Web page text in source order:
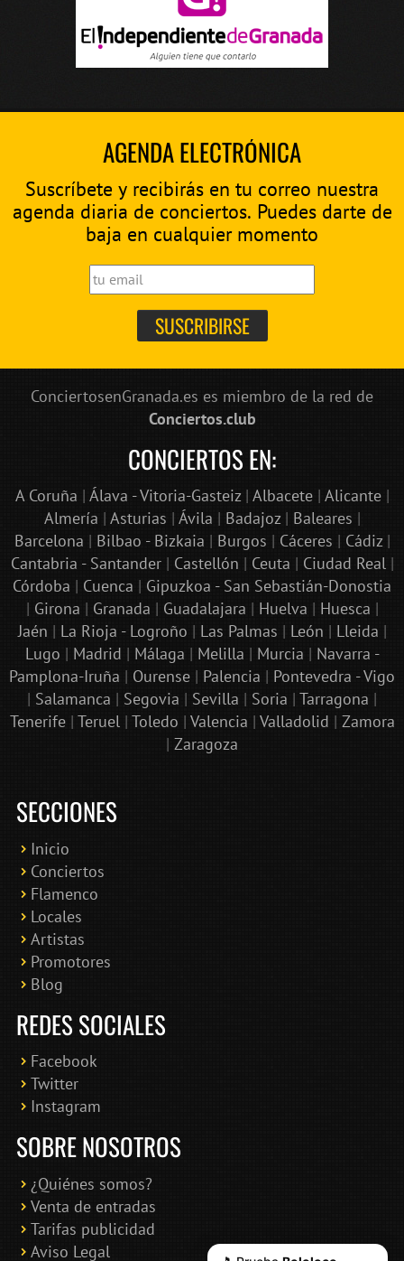
AGENDA ELECTRÓNICA
Suscríbete y recibirás en tu correo nuestra
agenda diaria de conciertos. Puedes darte de
baja en cualquier momento
ConciertosenGranada.es es miembro de la red de
Conciertos.club
CONCIERTOS EN:
A Coruña | Álava - Vitoria-Gasteiz| Albacete| Alicante|
Almería | Asturias | Ávila | Badajoz| Baleares |
Barcelona | Bilbao - Bizkaia | Burgos | Cáceres | Cádiz|
Cantabria - Santander| Castellón | Ceuta | Ciudad Real|
Córdoba | Cuenca | Gipuzkoa - San Sebastián-Donostia
| Girona | Granada | Guadalajara | Huelva | Huesca |
Jaén | La Rioja - Logroño | Las Palmas | León | Lleida |
Lugo | Madrid | Málaga | Melilla | Murcia | Navarra -
Pamplona-Iruña | Ourense | Palencia | Pontevedra - Vigo
| Salamanca | Segovia | Sevilla | Soria | Tarragona |
Tenerife| Teruel| Toledo | Valencia | Valladolid | Zamora
| Zaragoza
SECCIONES
Inicio
Conciertos
Flamenco
Locales
Artistas
Promotores
Blog
REDES SOCIALES
Facebook
Twitter
Instagram
SOBRE NOSOTROS
¿Quiénes somos?
Venta de entradas
Tarifas publicidad
Aviso Legal